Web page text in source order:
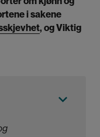
i sakene
, ogViktig